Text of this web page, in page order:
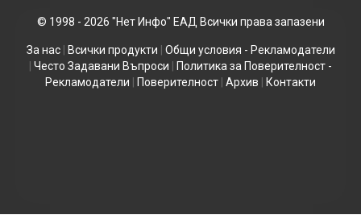
© 1998 - 2026 "Нет Инфо" ЕАД Всички права запазени
За нас| Всички продукти
Общи условия - Рекламодатели
Често Задавани Въпроси
Политика за Поверителност -
Рекламодатели
Поверителност Архив Контакти